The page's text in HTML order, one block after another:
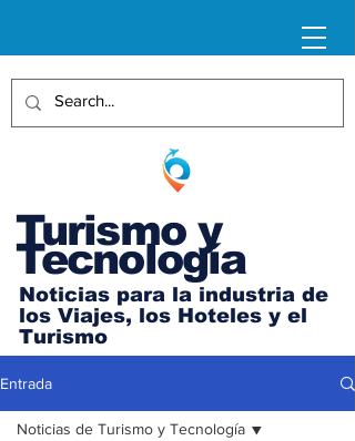
Turismo y
Tecnología
Noticias para la industria de
los Viajes, los Hoteles y el
Turismo
Entrada
Noticias de Turismo y Tecnología